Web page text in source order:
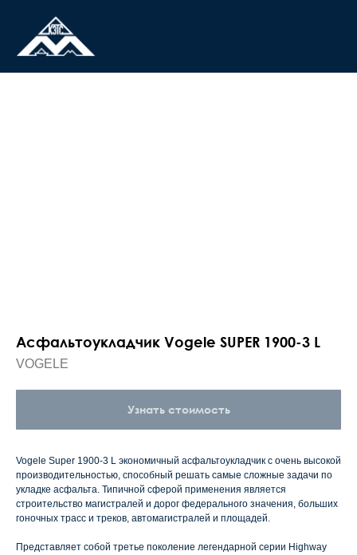
Асфальтоукладчик Vogele SUPER 1900-3 L
VOGELE
Узнать стоимость
Vogele Super 1900-3 L экономичный асфальтоукладчик с очень высокой
производительностью, способный решать самые сложные задачи по
укладке асфальта. Типичной сферой применения является
строительство магистралей и дорог федерального значения, больших
гоночных трасс и треков, автомагистралей и площадей.
Представляет собой третье поколение легендарной серии Highway